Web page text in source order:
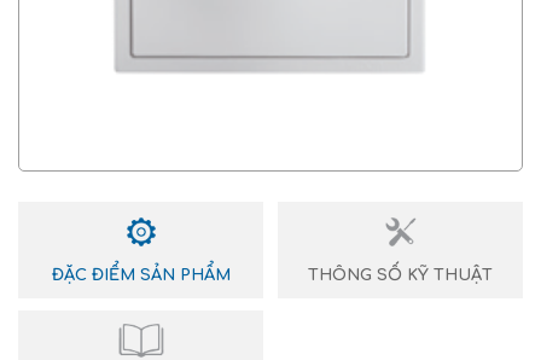
ĐẶC ĐIỂM SẢN PHẨM THÔNG SỐ KỸ THUẬT